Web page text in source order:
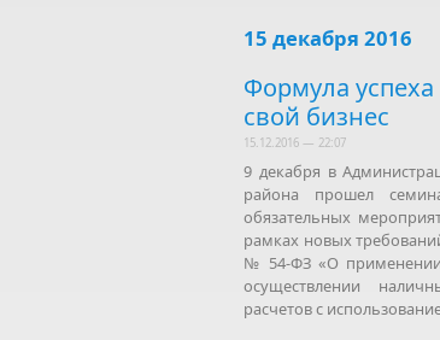
15 декабря 2016
Формула
свой бизнес
15.12.2016 — 22:07
9 декабря в
района прошел
обязательных
рамках новых
№ 54-ФЗ «О применении
осуществлении
расчетов с